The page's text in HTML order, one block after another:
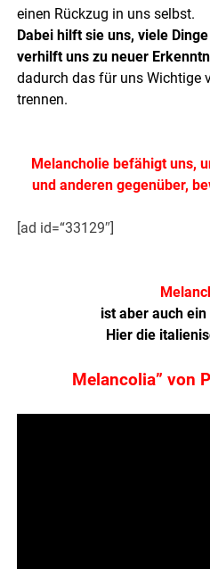
einen Rückzug in uns selbst.
Dabei hilft sie uns, viele
verhilft uns zu neuer
dadurch das für uns Wichtige
trennen.
Melancholie befähigt uns,
und anderen gegenüber,
[ad id=“33129″]
ist aber auch
Hier die
Melancolia” von